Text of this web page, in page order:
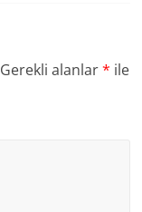
Gerekli alanlar* ile